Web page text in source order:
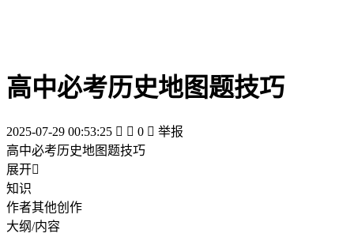
高中必考历史地图题技巧
2025-07-29 00:53:25   0  举报
高中必考历史地图题技巧
展开
知识
作者其他创作
大纲/内容